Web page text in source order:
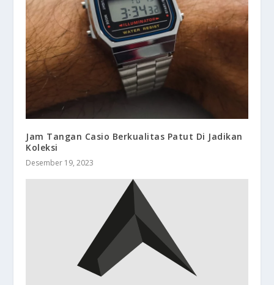
Jam Tangan Casio Berkualitas Patut Di Jadikan
Koleksi
Desember 19, 2023